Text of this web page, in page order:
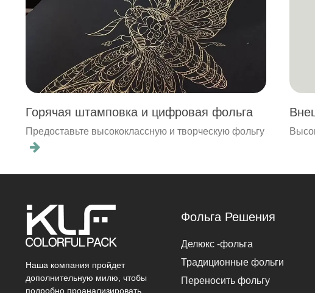
Горячая штамповка и цифровая фольга
Предоставьте высококлассную и творческую фольгу
Наша компания пройдет
дополнительную милю, чтобы
подробно проанализировать
Фольга Решения
Делюкс -фольга
Традиционные фольги
Переносить фольгу